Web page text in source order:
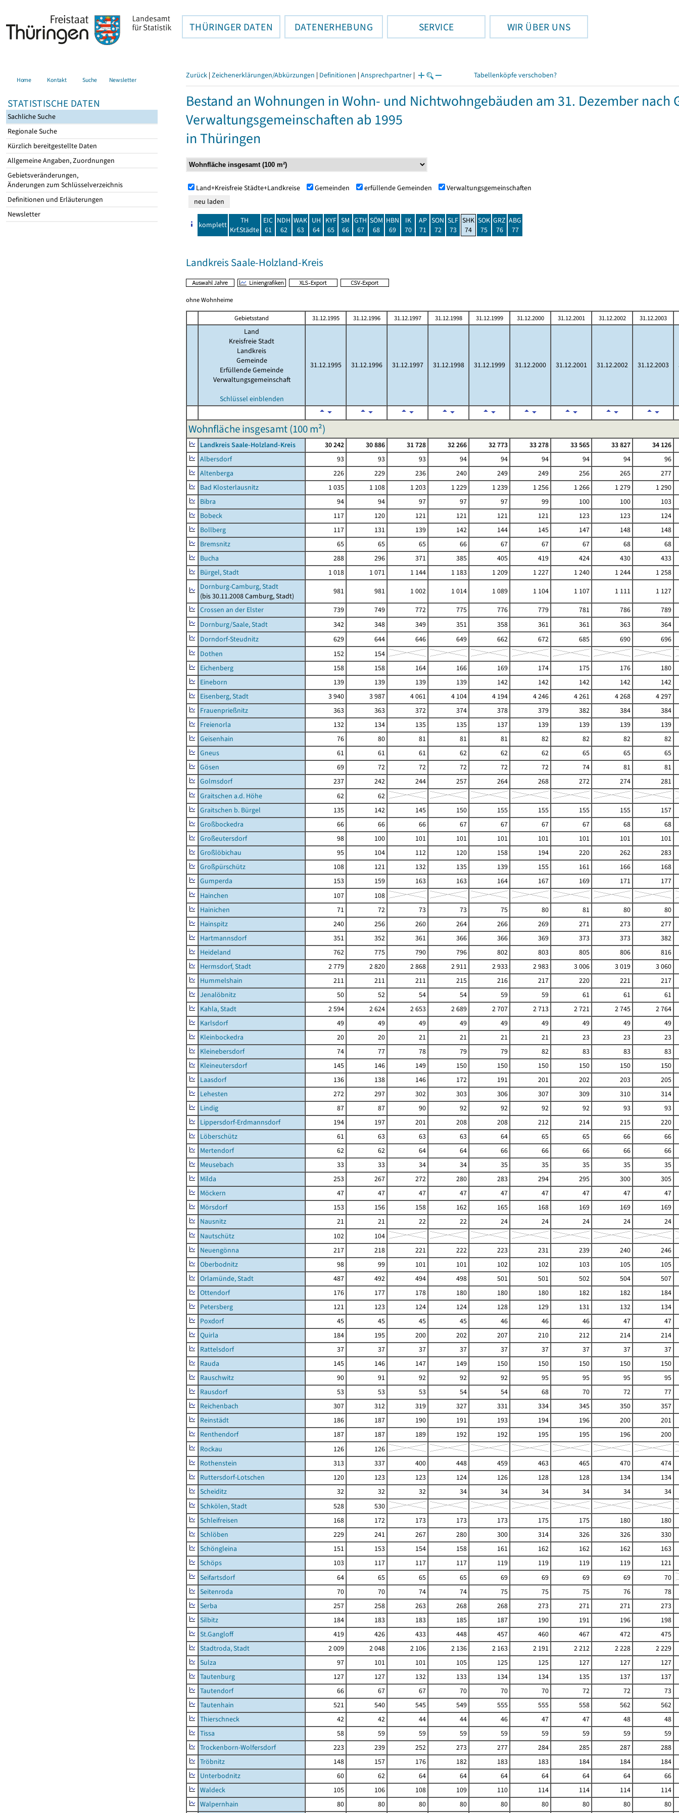
THÜRINGER DATEN DATENERHEBUNG SERVICE WIR ÜBER UNS
Home Kontakt Suche Newsletter
STATISTISCHE DATEN
Sachliche Suche
Regionale Suche
Kürzlich bereitgestellte Daten
Allgemeine Angaben, Zuordnungen
Gebietsveränderungen,
Änderungen zum Schlüsselverzeichnis
Definitionen und Erläuterungen
Newsletter
Zurück | Zeichenerklärungen/Abkürzungen | Definitionen | Ansprechpartner | Tabellenköpfe verschoben?
Bestand an Wohnungen in Wohn- und Nichtwohngebäuden am 31. Dezember
Verwaltungsgemeinschaften ab 1995
in Thüringen
Land+Kreisfreie Städte+Landkreise Gemeinden erfüllende Gemeinden Verwaltungsgemeinschaften
komplett
TH
Krf.Städte
EIC
61
NDH
62
WAK
63
UH
64
KYF
65
SM
66
GTH
67
SÖM
68
HBN
69
IK
70
AP
71
SON
72
SLF
73
SHK
74
SOK
75
GRZ
76
ABG
77
Landkreis Saale-Holzland-Kreis
ohne Wohnheime
Gebietsstand 31.12.1995 31.12.1996 31.12.1997 31.12.1998 31.12.1999 31.12.2000 31.12.2001 31.12.2002 31.12.2003
Land
Kreisfreie Stadt
Landkreis
Gemeinde
Erfüllende Gemeinde
Verwaltungsgemeinschaft
Schlüssel einblenden
31.12.1995 31.12.1996 31.12.1997 31.12.1998 31.12.1999 31.12.2000 31.12.2001 31.12.2002 31.12.2003
Wohnfläche insgesamt (100 m²)
Landkreis Saale-Holzland-Kreis 30 242 30 886 31 728 32 266 32 773 33 278 33 565 33 827
34 126
Albersdorf
93 93 93 94 94 94 94 94
96
Altenberga
226 229 236 240 249 249 256 265
277
Bad Klosterlausnitz
1 035 1 108 1 203 1 229 1 239 1 256 1 266 1 279
1 290
Bibra
94 94 97 97 97 99 100 100
103
Bobeck
117 120 121 121 121 121 123 123
124
Bollberg
117 131 139 142 144 145 147 148
148
Bremsnitz
65 65 65 66 67 67 67 68
68
Bucha
288 296 371 385 405 419 424 430
433
Bürgel, Stadt
1 018 1 071 1 144 1 183 1 209 1 227 1 240 1 244
1 258
Dornburg-Camburg, Stadt
(bis 30.11.2008 Camburg, Stadt)
981 981 1 002 1 014 1 089 1 104 1 107 1 111
1 127
Crossen an der Elster
739 749 772 775 776 779 781 786
789
Dornburg/Saale, Stadt
342 348 349 351 358 361 361 363
364
Dorndorf-Steudnitz
629 644 646 649 662 672 685 690
696
Dothen
152
154
Eichenberg
158 158 164 166 169 174 175 176
180
Eineborn
139 139 139 139 142 142 142 142
142
Eisenberg, Stadt
3 940 3 987 4 061 4 104 4 194 4 246 4 261 4 268
4 297
Frauenprießnitz
363 363 372 374 378 379 382 384
384
Freienorla
132 134 135 135 137 139 139 139
139
Geisenhain
76 80 81 81 81 82 82 82
82
Gneus
61 61 61 62 62 62 65 65
65
Gösen
69 72 72 72 72 72 74 81
81
Golmsdorf
237 242 244 257 264 268 272 274
281
Graitschen a.d. Höhe
62
62
Graitschen b. Bürgel
135 142 145 150 155 155 155 155
157
Großbockedra
66 66 66 67 67 67 67 68
68
Großeutersdorf
98 100 101 101 101 101 101 101
101
Großlöbichau
95 104 112 120 158 194 220 262
283
Großpürschütz
108 121 132 135 139 155 161 166
168
Gumperda
153 159 163 163 164 167 169 171
177
Hainchen
107
108
Hainichen
71 72 73 73 75 80 81 80
80
Hainspitz
240 256 260 264 266 269 271 273
277
Hartmannsdorf
351 352 361 366 366 369 373 373
382
Heideland
762 775 790 796 802 803 805 806
816
Hermsdorf, Stadt
2 779 2 820 2 868 2 911 2 933 2 983 3 006 3 019
3 060
Hummelshain
211 211 211 215 216 217 220 221
217
Jenalöbnitz
50 52 54 54 59 59 61 61
61
Kahla, Stadt
2 594 2 624 2 653 2 689 2 707 2 713 2 721 2 745
2 764
Karlsdorf
49 49 49 49 49 49 49 49
49
Kleinbockedra
20 20 21 21 21 21 23 23
23
Kleinebersdorf
74 77 78 79 79 82 83 83
83
Kleineutersdorf
145 146 149 150 150 150 150 150
150
Laasdorf
136 138 146 172 191 201 202 203
205
Lehesten
272 297 302 303 306 307 309 310
314
Lindig
87 87 90 92 92 92 92 93
93
Lippersdorf-Erdmannsdorf
194 197 201 208 208 212 214 215
220
Löberschütz
61 63 63 63 64 65 65 66
66
Mertendorf
62 62 64 64 66 66 66 66
66
Meusebach
33 33 34 34 35 35 35 35
35
Milda
253 267 272 280 283 294 295 300
305
Möckern
47 47 47 47 47 47 47 47
47
Mörsdorf
153 156 158 162 165 168 169 169
169
Nausnitz
21 21 22 22 24 24 24 24
24
Nautschütz
102
104
Neuengönna
217 218 221 222 223 231 239 240
246
Oberbodnitz
98 99 101 101 102 102 103 105
105
Orlamünde, Stadt
487 492 494 498 501 501 502 504
507
Ottendorf
176 177 178 180 180 180 182 182
184
Petersberg
121 123 124 124 128 129 131 132
134
Poxdorf
45 45 45 45 46 46 46 47
47
Quirla
184 195 200 202 207 210 212 214
214
Rattelsdorf
37 37 37 37 37 37 37 37
37
Rauda
145 146 147 149 150 150 150 150
150
Rauschwitz
90 91 92 92 92 95 95 95
95
Rausdorf
53 53 53 54 54 68 70 72
77
Reichenbach
307 312 319 327 331 334 345 350
357
Reinstädt
186 187 190 191 193 194 196 200
201
Renthendorf
187 187 189 192 192 195 195 196
200
Rockau
126
126
Rothenstein
313 337 400 448 459 463 465 470
474
Ruttersdorf-Lotschen
120 123 123 124 126 128 128 134
134
Scheiditz
32 32 32 34 34 34 34 34
34
Schkölen, Stadt
528
530
Schleifreisen
168 172 173 173 173 175 175 180
180
Schlöben
229 241 267 280 300 314 326 326
330
Schöngleina
151 153 154 158 161 162 162 162
163
Schöps
103 117 117 117 119 119 119 119
121
Seifartsdorf
64 65 65 65 69 69 69 69
70
Seitenroda
70 70 74 74 75 75 75 76
78
Serba
257 258 263 268 268 273 271 271
273
Silbitz
184 183 183 185 187 190 191 196
198
St.Gangloff
419 426 433 448 457 460 467 472
475
Stadtroda, Stadt
2 009 2 048 2 106 2 136 2 163 2 191 2 212 2 228
2 229
Sulza
97 101 101 105 125 125 127 127
127
Tautenburg
127 127 132 133 134 134 135 137
137
Tautendorf
66 67 67 70 70 70 72 72
73
Tautenhain
521 540 545 549 555 555 558 562
562
Thierschneck
42 42 44 44 46 47 47 48
48
Tissa
58 59 59 59 59 59 59 59
59
Trockenborn-Wolfersdorf
223 239 252 273 277 284 285 287
288
Tröbnitz
148 157 176 182 183 183 184 184
184
Unterbodnitz
60 62 64 64 64 64 64 64
66
Waldeck
105 106 108 109 110 114 114 114
114
Walpernhain
80 80 80 80 80 80 80 80 80